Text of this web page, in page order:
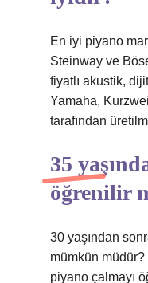
En iyi piyano
Steinway ve
fiyatlı akustik,
Yamaha,
tarafından
35
öğrenilir
30 yaşından
mümkün müdür?
piyano çalmayı